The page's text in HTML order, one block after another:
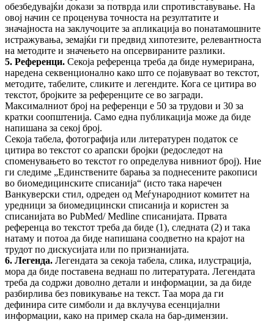
обезбедувајќи докази за потврда или спротивставување. На
овој начин се проценува точноста на резултатите и
значајноста на заклучоците за апликација во понатамошните
истражувања, земајќи ги предвид хипотезите, релевантноста
на методите и значењето на опсервираните разлики.
5. Референци. Секоја референца треба да биде нумерирана,
наредена секвенционално како што се појавуваат во текстот,
методите, табелите, сликите и легендите. Кога се цитира во
текстот, бројките за референците се во загради.
Максималниот број на референци е 50 за трудови и 30 за
кратки соопштенија. Само една публикација може да биде
напишана за секој број.
Секоја табела, фотографија или литературен податок се
цитира во текстот со арапски бројки (редоследот на
споменувањето во текстот го определува нивниот број). Ние
ги следиме „Единствените барања за поднесените ракописи
во биомедицинските списанија“ (исто така наречен
Ванкуверски стил, одреден од Меѓународниот комитет на
уредници за биомедицински списанија и користен за
списанијата во PubMed/ Medline списанијата. Првата
референца во текстот треба да биде (1), следната (2) и така
натаму и потоа да биде напишана соодветно на крајот на
трудот по дискусијата или по признанијата.
6. Легенда. Легендата за секоја табела, слика, илустрација,
мора да биде поставена веднаш по литературата. Легендата
треба да содржи доволно детали и информации, за да биде
разбирлива без повикување на текст. Таа мора да ги
дефинира сите симболи и да вклучува есенцијални
информации, како на пример скала на бар-димензии.